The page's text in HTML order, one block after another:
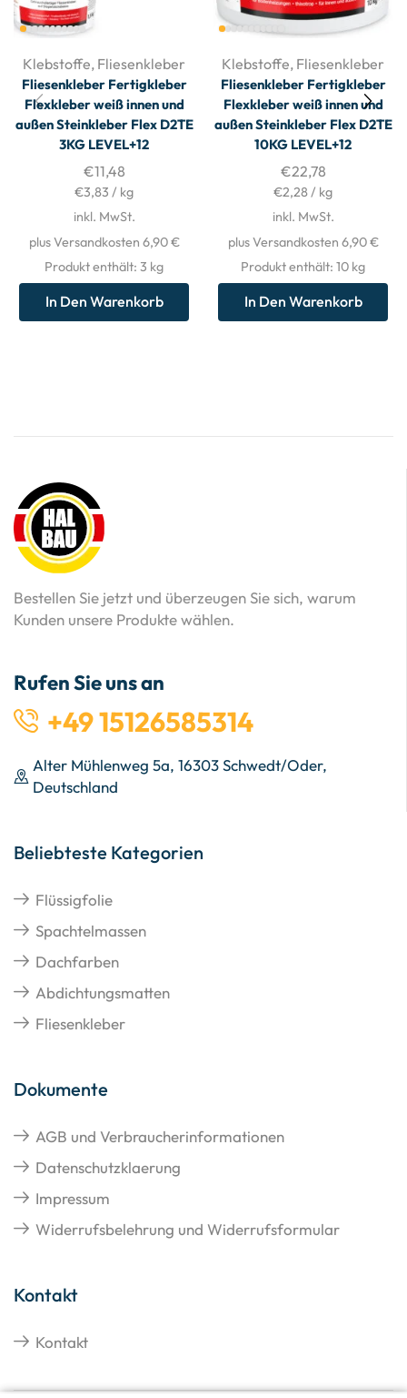
Klebstoffe, Fliesenkleber
Fliesenkleber Fertigkleber
Flexkleber weiß innen und
außen Steinkleber Flex D2TE
3KG LEVEL+12
€11,48
€3,83 / kg
inkl. MwSt.
plus Versandkosten 6,90 €
Produkt enthält: 3 kg
In Den Warenkorb
Klebstoffe, Fliesenkleber
Fliesenkleber Fertigkleber
Flexkleber weiß innen und
außen Steinkleber Flex D2TE
10KG LEVEL+12
€22,78
€2,28/ kg
inkl. MwSt.
plus Versandkosten 6,90 €
Produkt enthält: 10 kg
In Den Warenkorb
Bestellen Sie jetzt und überzeugen Sie sich, warum
Kunden unsere Produkte wählen.
Rufen Sie uns an
+49 15126585314
Alter Mühlenweg 5a, 16303 Schwedt/Oder,
Deutschland
Beliebteste Kategorien
Flüssigfolie
Spachtelmassen
Dachfarben
Abdichtungsmatten
Fliesenkleber
Dokumente
AGB und Verbraucherinformationen
Datenschutzklaerung
Impressum
Widerrufsbelehrung und Widerrufsformular
Kontakt
Kontakt